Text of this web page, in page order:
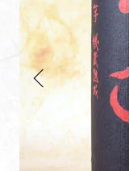
Previous